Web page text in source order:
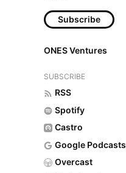
Subscribe
ONES Ventures
SUBSCRIBE
RSS
Spotify
Castro
Google Podcasts
Overcast